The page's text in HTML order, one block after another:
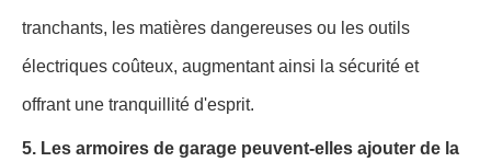
tranchants, les matières dangereuses ou les outils
électriques coûteux, augmentant ainsi la sécurité et
offrant une tranquillité d'esprit.
5. Les armoires de garage peuvent-elles ajouter de la